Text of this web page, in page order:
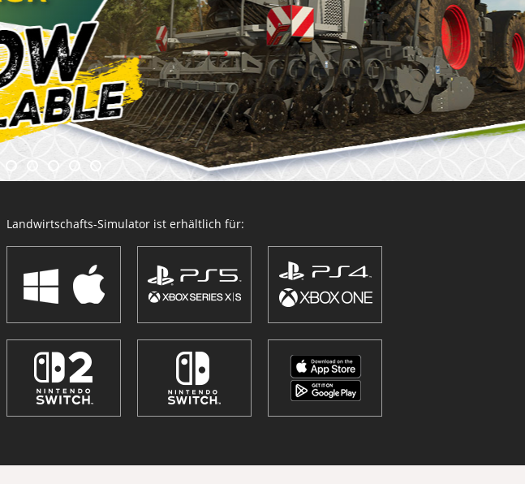
Landwirtschafts-Simulator ist erhältlich für: